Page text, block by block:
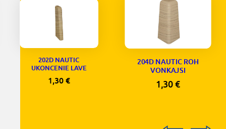
202D NAUTIC
UKONCENIE LAVE
1,30 €
204D NAUTIC ROH
VONKAJSI
1,30€